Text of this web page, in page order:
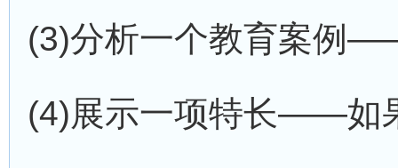
(3)分析一个教育案例
(4)展示一项特长——如